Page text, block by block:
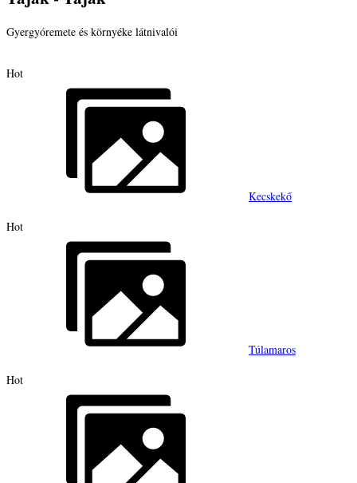
Gyergyóremete és környéke látnivalói
Hot
Kecskekő
Hot
Túlamaros
Hot